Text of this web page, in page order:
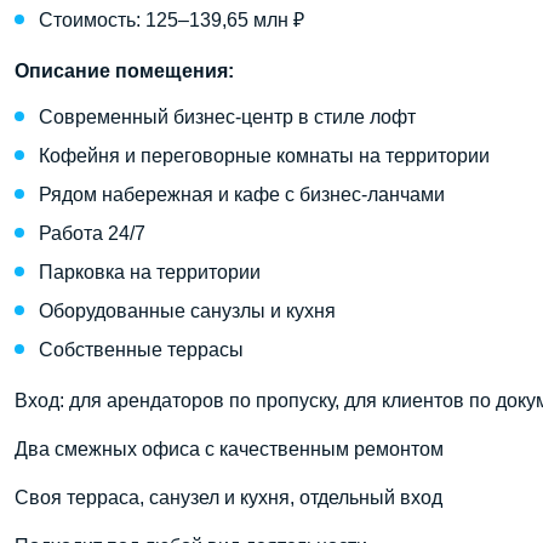
Стоимость: 125–139,65 млн ₽
Описание помещения:
Современный бизнес-центр в стиле лофт
Кофейня и переговорные комнаты на территории
Рядом набережная и кафе с бизнес-ланчами
Работа 24/7
Парковка на территории
Оборудованные санузлы и кухня
Собственные террасы
Вход: для арендаторов по пропуску, для клиентов по
Два смежных офиса с качественным ремонтом
Своя терраса, санузел и кухня, отдельный вход